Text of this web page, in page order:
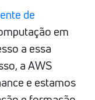
de
em
a essa
a AWS
e estamos